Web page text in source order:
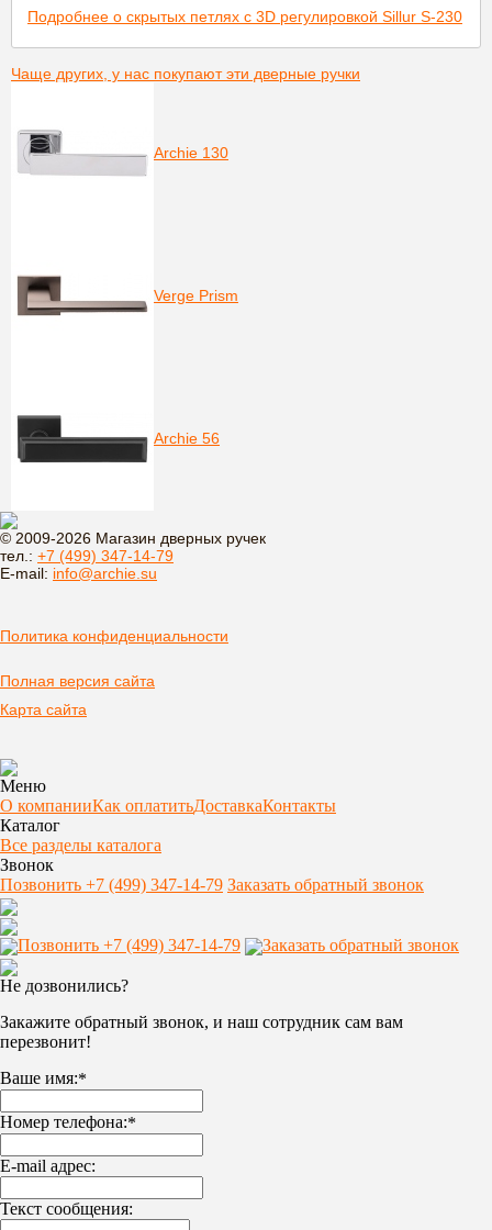
Подробнее о скрытых петлях с 3D регулировкой Sillur S-230
Чаще других, у нас покупают эти дверные ручки
Archie 130
Verge Prism
Archie 56
© 2009-2026 Магазин дверных ручек
тел.: +7 (499) 347-14-79
E-mail: info@archie.su
Политика конфиденциальности
Полная версия сайта
Карта сайта
Меню
О компанииКак оплатитьДоставкаКонтакты
Каталог
Все разделы каталога
Звонок
Позвонить +7 (499) 347-14-79 Заказать обратный звонок
Позвонить +7 (499) 347-14-79 Заказать обратный звонок
Не дозвонились?
Закажите обратный звонок, и наш сотрудник сам вам
перезвонит!
Ваше имя:*
Номер телефона:*
E-mail адрес:
Текст сообщения: